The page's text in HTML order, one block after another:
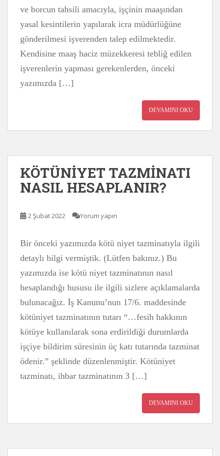
ve borcun tahsili amacıyla, işçinin maaşından
yasal kesintilerin yapılarak icra müdürlüğüne
gönderilmesi işverenden talep edilmektedir.
Kendisine maaş haciz müzekkeresi tebliğ edilen
işverenlerin yapması gerekenlerden, önceki
yazımızda […]
DEVAMINI OKU
KÖTÜNİYET TAZMİNATI
NASIL HESAPLANIR?
2 Şubat 2022 Yorum yapın
Bir önceki yazımızda kötü niyet tazminatıyla ilgili
detaylı bilgi vermiştik. (Lütfen bakınız.) Bu
yazımızda ise kötü niyet tazminatının nasıl
hesaplandığı hususu ile ilgili sizlere açıklamalarda
bulunacağız. İş Kanunu’nun 17/6. maddesinde
kötüniyet tazminatının tutarı “…fesih hakkının
kötüye kullanılarak sona erdirildiği durumlarda
işçiye bildirim süresinin üç katı tutarında tazminat
ödenir.” şeklinde düzenlenmiştir. Kötüniyet
tazminatı, ihbar tazminatının 3 […]
DEVAMINI OKU